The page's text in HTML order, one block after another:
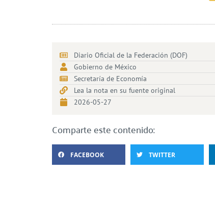
Diario Oficial de la Federación (DOF)
Gobierno de México
Secretaría de Economía
Lea la nota en su fuente original
2026-05-27
Comparte este contenido:
FACEBOOK TWITTER